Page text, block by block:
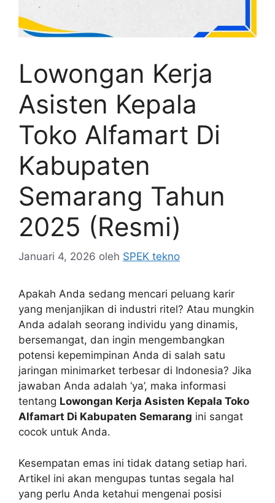
Lowongan Kerja
Asisten Kepala
Toko Alfamart Di
Kabupaten
Semarang Tahun
2025 (Resmi)
Januari 4, 2026 oleh SPEK tekno
Apakah Anda sedang mencari peluang karir
yang menjanjikan di industri ritel? Atau mungkin
Anda adalah seorang individu yang dinamis,
bersemangat, dan ingin mengembangkan
potensi kepemimpinan Anda di salah satu
jaringan minimarket terbesar di Indonesia? Jika
jawaban Anda adalah ‘ya’, maka informasi
tentang Lowongan Kerja Asisten Kepala Toko
Alfamart Di Kabupaten Semarang ini sangat
cocok untuk Anda.
Kesempatan emas ini tidak datang setiap hari.
Artikel ini akan mengupas tuntas segala hal
yang perlu Anda ketahui mengenai posisi